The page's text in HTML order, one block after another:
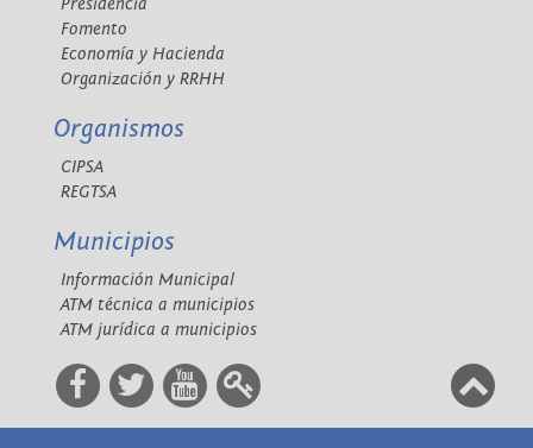
Fomento
Economía y Hacienda
Organización y RRHH
Organismos
CIPSA
REGTSA
Municipios
Información Municipal
ATM técnica a municipios
ATM jurídica a municipios